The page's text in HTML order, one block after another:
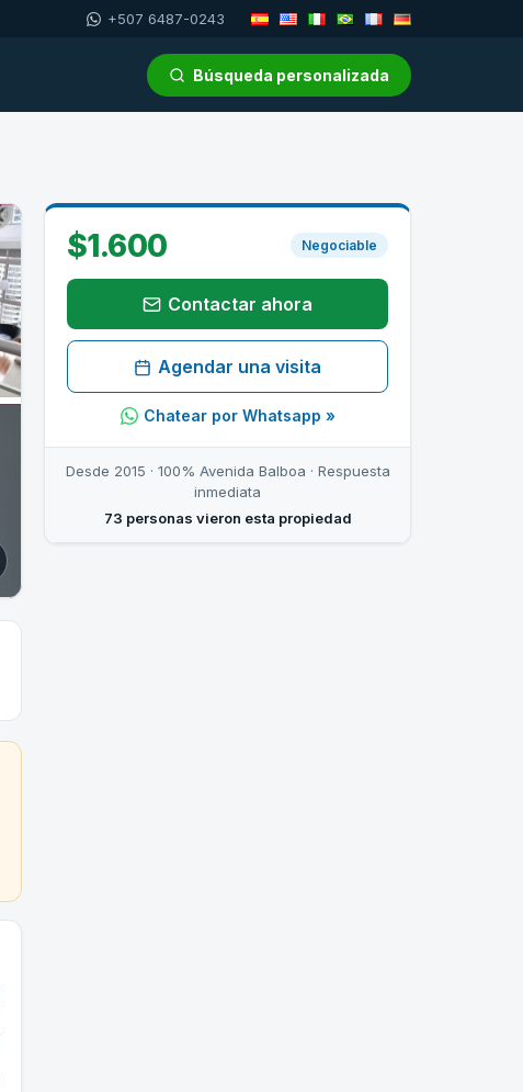
+507 6487-0243
Búsqueda personalizada
$1.600 Negociable
Contactar ahora
Agendar una visita
Chatear por Whatsapp »
Desde 2015 · 100% Avenida Balboa · Respuesta
inmediata
73 personas vieron esta propiedad